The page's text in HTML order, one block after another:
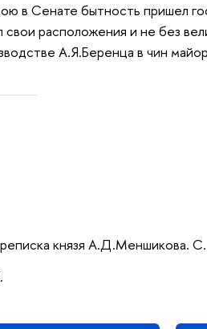
в Сенате бытность пришел
расположения и не без
А.Я.Беренца в чин
князя А.Д.Меншикова.